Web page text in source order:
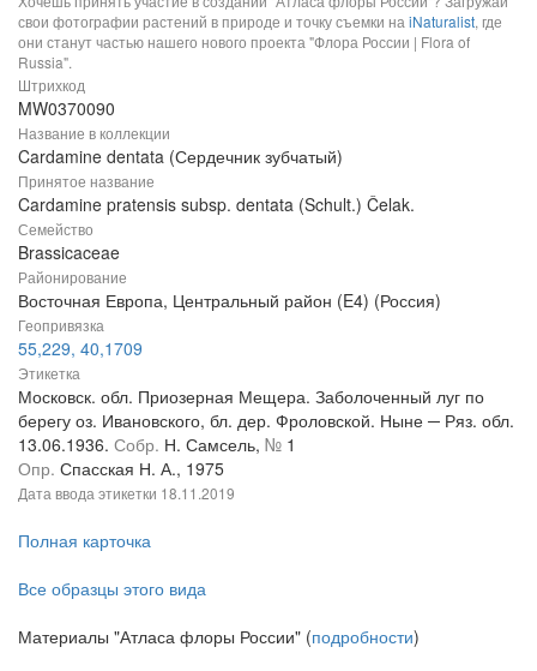
свои фотографии растений в природе и точку съемки на iNaturalist, где
они станут частью нашего нового проекта "Флора России | Flora of
Russia".
Штрихкод
MW0370090
Название в коллекции
Cardamine dentata (Сердечник зубчатый)
Принятое название
Cardamine pratensis subsp. dentata (Schult.) Čelak.
Семейство
Brassicaceae
Районирование
Восточная Европа, Центральный район (E4) (Россия)
Геопривязка
55,229, 40,1709
Этикетка
Московск. обл. Приозерная Мещера. Заболоченный луг по
берегу оз. Ивановского, бл. дер. Фроловской. Ныне ─ Ряз. обл.
13.06.1936. Собр. Н. Самсель, № 1
Опр. Спасская Н. А., 1975
Дата ввода этикетки 18.11.2019
Полная карточка
Все образцы этого вида
Материалы "Атласа флоры России" (подробности)